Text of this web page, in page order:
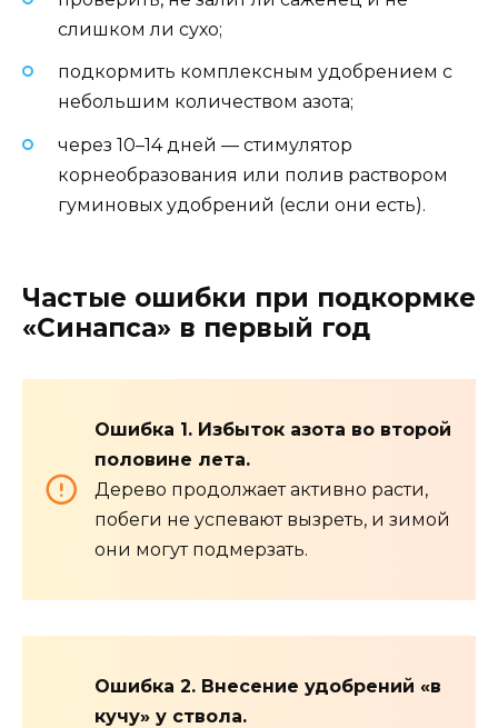
слишком ли сухо;
подкормить комплексным удобрением с
небольшим количеством азота;
через 10–14 дней — стимулятор
корнеобразования или полив раствором
гуминовых удобрений (если они есть).
Частые ошибки при подкормке
«Синапса» в первый год
Ошибка 1. Избыток азота во второй
половине лета.
Дерево продолжает активно расти,
побеги не успевают вызреть, и зимой
они могут подмерзать.
Ошибка 2. Внесение удобрений «в
кучу» у ствола.